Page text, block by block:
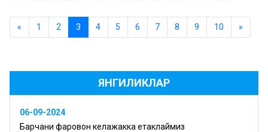
« 1 2 3 4 5 6 7 8 9 10 »
ЯНГИЛИКЛАР
06-09-2024
Барчани фаровон келажакка етаклаймиз